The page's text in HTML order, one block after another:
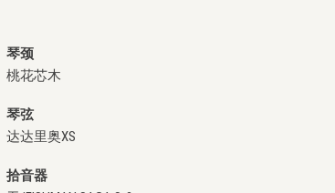
琴颈
桃花芯木
琴弦
达达里奥XS
拾音器